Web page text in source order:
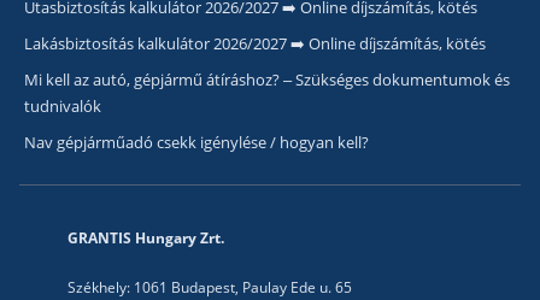
Utasbiztosítás kalkulátor 2026/2027 ➡️ Online díjszámítás, kötés
Lakásbiztosítás kalkulátor 2026/2027 ➡️ Online díjszámítás, kötés
Mi kell az autó, gépjármű átíráshoz? – Szükséges dokumentumok és
tudnivalók
Nav gépjárműadó csekk igénylése / hogyan kell?
GRANTIS Hungary Zrt.
Székhely: 1061 Budapest, Paulay Ede u. 65